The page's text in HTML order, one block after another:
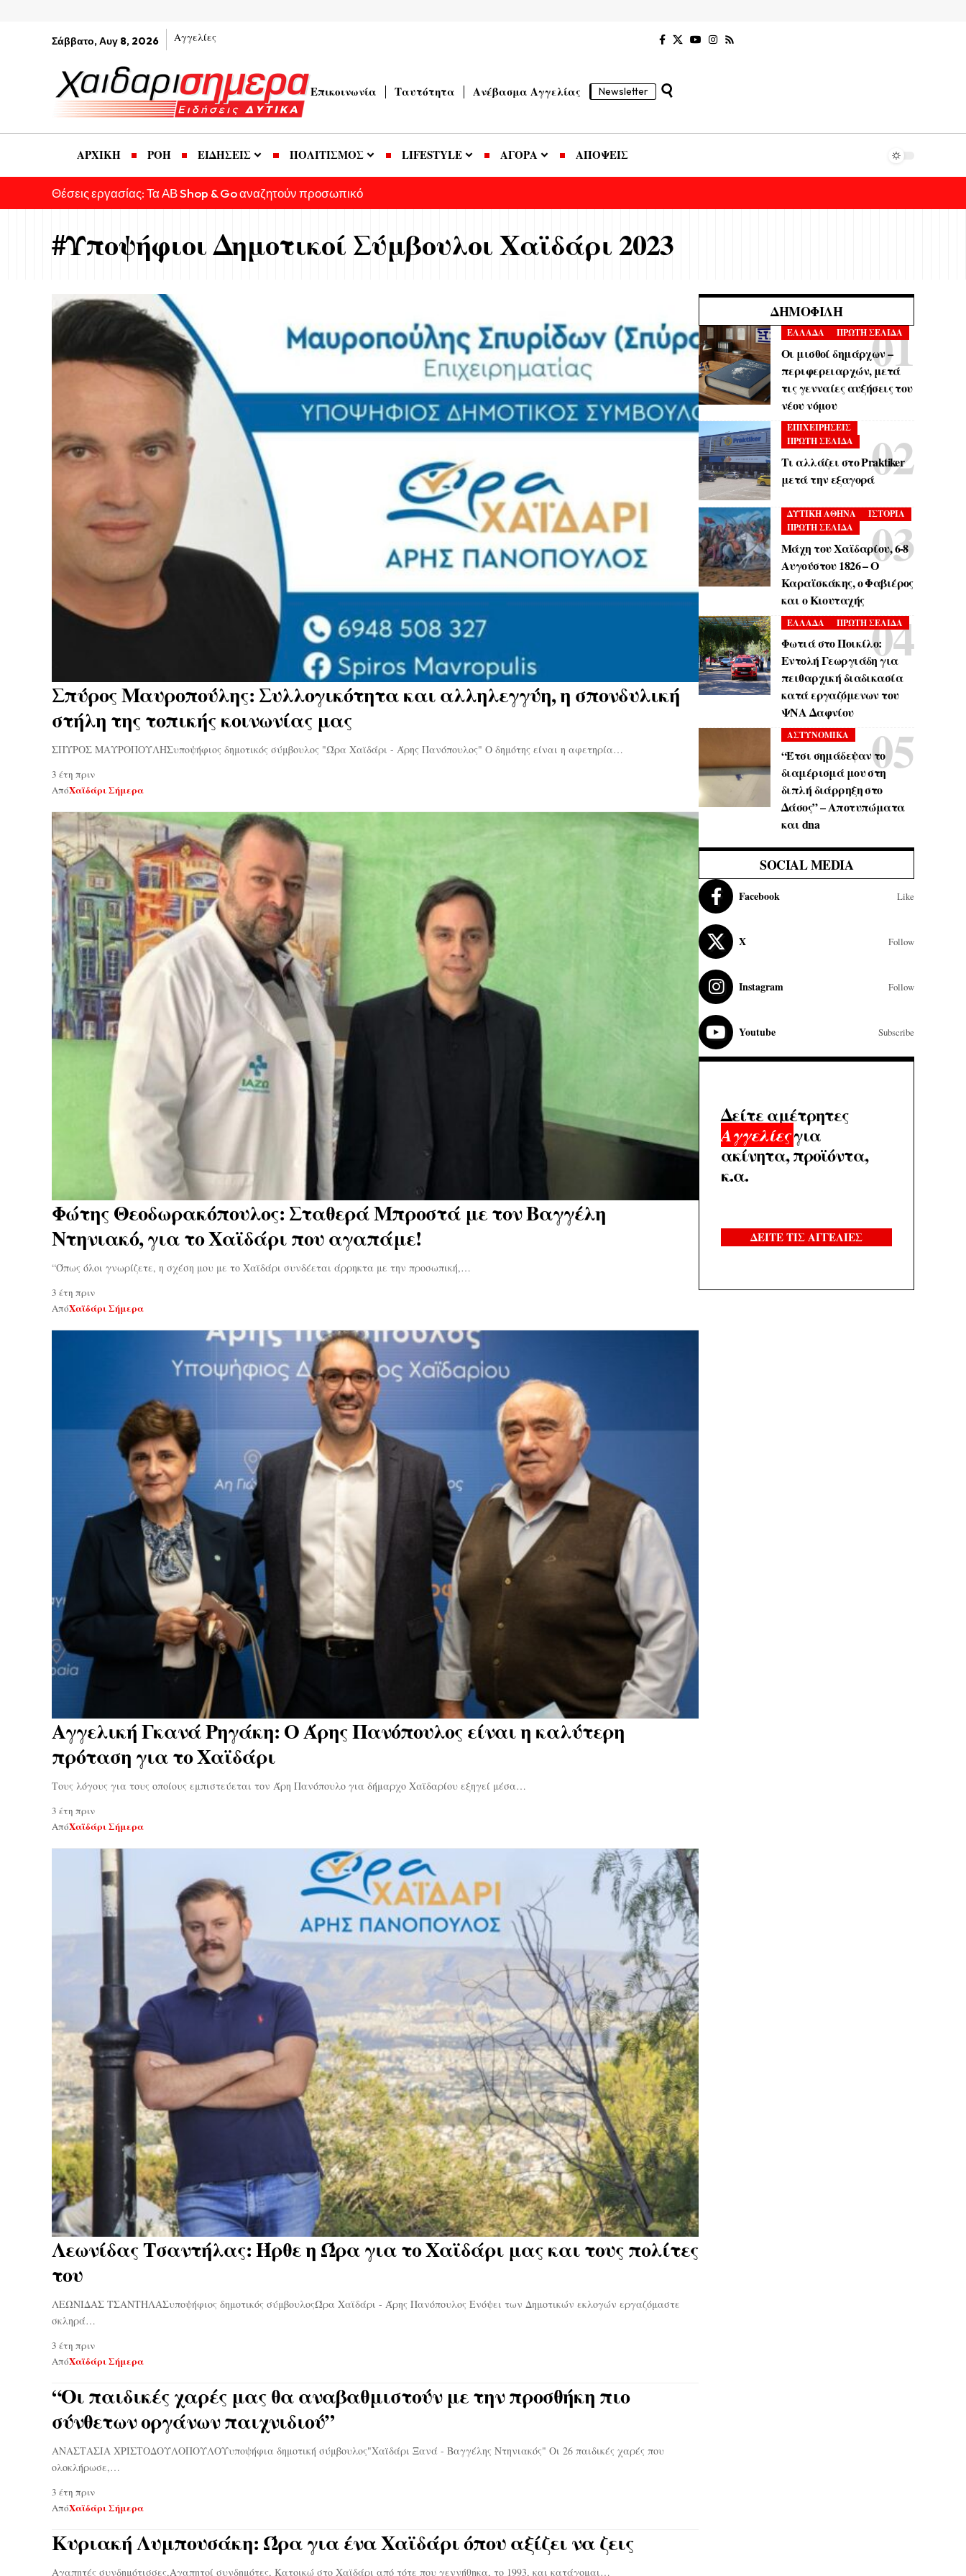
Σάββατο, Αυγ 8, 2026 Αγγελίες
Επικοινωνία Ταυτότητα Ανέβασμα Αγγελίας Newsletter
ΑΡΧΙΚΗ ΡΟΗ ΕΙΔΗΣΕΙΣ ΠΟΛΙΤΙΣΜΟΣ LIFESTYLE ΑΓΟΡΑ ΑΠΟΨΕΙΣ
Θέσεις εργασίας: Τα ΑΒ Shop & Go αναζητούν προσωπικό
#Υποψήφιοι Δημοτικοί Σύμβουλοι Χαϊδάρι 2023
Σπύρος Μαυροπούλης: Συλλογικότητα και αλληλεγγύη, η σπονδυλική
στήλη της τοπικής κοινωνίας μας
ΣΠΥΡΟΣ ΜΑΥΡΟΠΟΥΛΗΣυποψήφιος δημοτικός σύμβουλος "Ώρα Χαϊδάρι - Άρης Πανόπουλος" Ο δημότης είναι η αφετηρία…
3 έτη πριν
ΑπόΧαϊδάρι Σήμερα
Φώτης Θεοδωρακόπουλος: Σταθερά Μπροστά με τον Βαγγέλη
Ντηνιακό, για το Χαϊδάρι που αγαπάμε!
“Όπως όλοι γνωρίζετε, η σχέση μου με το Χαϊδάρι συνδέεται άρρηκτα με την προσωπική,…
3 έτη πριν
ΑπόΧαϊδάρι Σήμερα
Αγγελική Γκανά Ρηγάκη: O Άρης Πανόπουλος είναι η καλύτερη
πρόταση για το Χαϊδάρι
Τους λόγους για τους οποίους εμπιστεύεται τον Άρη Πανόπουλο για δήμαρχο Χαϊδαρίου εξηγεί μέσα…
3 έτη πριν
ΑπόΧαϊδάρι Σήμερα
Λεωνίδας Τσαντήλας: Ήρθε η Ώρα για το Χαϊδάρι μας και τους πολίτες
του
ΛΕΩΝΙΔΑΣ ΤΣΑΝΤΗΛΑΣυποψήφιος δημοτικός σύμβουλοςΏρα Χαϊδάρι - Άρης Πανόπουλος Ενόψει των Δημοτικών εκλογών εργαζόμαστε
σκληρά…
3 έτη πριν
ΑπόΧαϊδάρι Σήμερα
“Οι παιδικές χαρές μας θα αναβαθμιστούν με την προσθήκη πιο
σύνθετων οργάνων παιχνιδιού”
ΑΝΑΣΤΑΣΙΑ ΧΡΙΣΤΟΔΟΥΛΟΠΟΥΛΟΥυποψήφια δημοτική σύμβουλος"Χαϊδάρι Ξανά - Βαγγέλης Ντηνιακός" Οι 26 παιδικές χαρές που
ολοκλήρωσε,…
3 έτη πριν
ΑπόΧαϊδάρι Σήμερα
Κυριακή Λυμπουσάκη: Ώρα για ένα Χαϊδάρι όπου αξίζει να ζεις
Αγαπητές συνδημότισσες,Αγαπητοί συνδημότες, Κατοικώ στο Χαϊδάρι από τότε που γεννήθηκα, το 1993, και κατάγομαι…
ΔΗΜΟΦΙΛΉ
ΕΛΛΑΔΑ ΠΡΩΤΗ ΣΕΛΙΔΑ
Οι μισθοί δημάρχων –
περιφερειαρχών, μετά
τις γενναίες αυξήσεις του
νέου νόμου
ΕΠΙΧΕΙΡΗΣΕΙΣ
ΠΡΩΤΗ ΣΕΛΙΔΑ
Τι αλλάζει στο Praktiker
μετά την εξαγορά
ΔΥΤΙΚΗ ΑΘΗΝΑ
ΙΣΤΟΡΙΑ
ΠΡΩΤΗ ΣΕΛΙΔΑ
Μάχη του Χαϊδαρίου, 6-8
Αυγούστου 1826 – Ο
Καραϊσκάκης, ο Φαβιέρος
και ο Κιουταχής
ΕΛΛΑΔΑ ΠΡΩΤΗ ΣΕΛΙΔΑ
Φωτιά στο Ποικίλο:
Εντολή Γεωργιάδη για
πειθαρχική διαδικασία
κατά εργαζόμενων του
ΨΝΑ Δαφνίου
ΑΣΤΥΝΟΜΙΚΑ
“Έτσι σημάδεψαν το
διαμέρισμά μου στη
διπλή διάρρηξη στο
Δάσος” – Αποτυπώματα
και dna
SOCIAL MEDIA
Facebook Like
X Follow
Instagram Follow
Youtube Subscribe
Δείτε αμέτρητες
Αγγελίεςγια
ακίνητα, προϊόντα,
κ.α.
ΔΕΙΤΕ ΤΙΣ ΑΓΓΕΛΙΕΣ